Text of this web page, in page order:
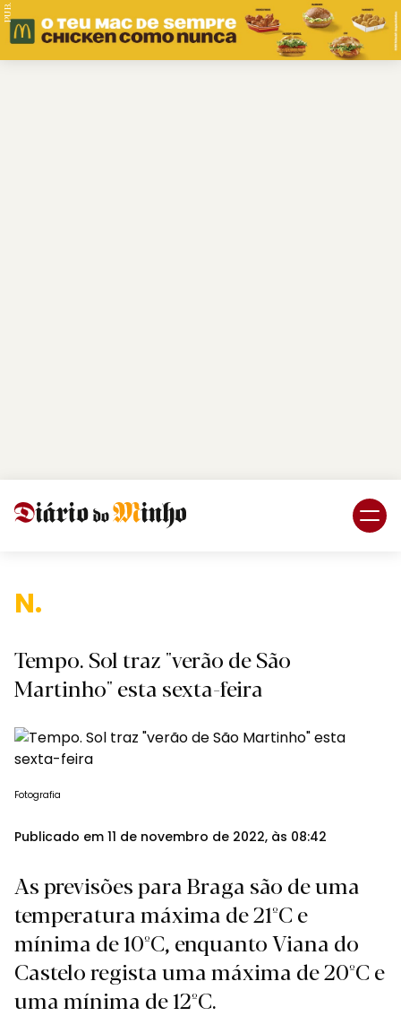
PUB.
Na
Tempo. Sol traz "verão de São
Martinho" esta sexta-feira
Fotografia
Publicado em 11 de novembro de 2022, às 08:42
As previsões para Braga são de uma
temperatura máxima de 21ºC e
mínima de 10ºC, enquanto Viana do
Castelo regista uma máxima de 20ºC e
uma mínima de 12ºC.